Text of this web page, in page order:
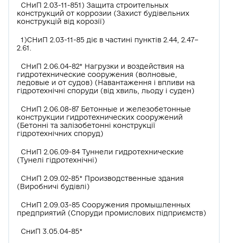
СНиП 2.03-11-851) Защита строительных
конструкций от коррозии (Захист будівельних
конструкцій від корозії)
1)СНиП 2.03-11-85 діє в частині пунктів 2.44, 2.47–
2.61.
СНиП 2.06.04-82* Нагрузки и воздействия на
гидротехнические сооружения (волновые,
ледовые и от судов) (Навантаження і впливи на
гідротехнічні споруди (від хвиль, льоду і суден)
СНиП 2.06.08-87 Бетонные и железобетонные
конструкции гидротехнических сооружений
(Бетонні та залізобетонні конструкції
гідротехнічних споруд)
СНиП 2.06.09-84 Туннели гидротехнические
(Тунелі гідротехнічні)
СНиП 2.09.02-85* Производственные здания
(Виробничі будівлі)
СНиП 2.09.03-85 Сооружения промышленных
предприятий (Споруди промислових підприємств)
СниП 3.05.04-85*